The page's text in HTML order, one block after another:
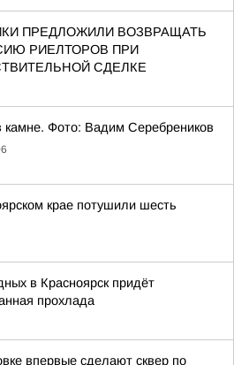
ПРЕДЛОЖИЛИ ВОЗВРАЩАТЬ
РИЕЛТОРОВ ПРИ
СДЕЛКЕ
камне. Фото: Вадим Серебреников
крае потушили шесть
в Красноярск придёт
прохлада
впервые сделают сквер по